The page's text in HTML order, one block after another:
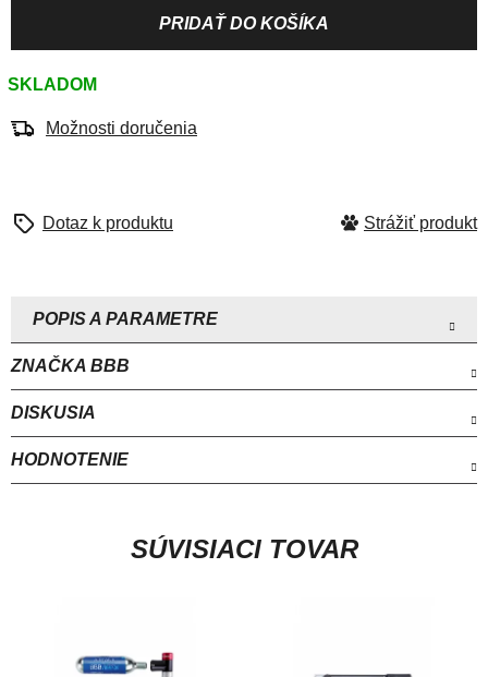
SKLADOM
Možnosti doručenia
Strážiť
ZNAČKA BBB
DISKUSIA
HODNOTENIE
SÚVISIACI TOVAR